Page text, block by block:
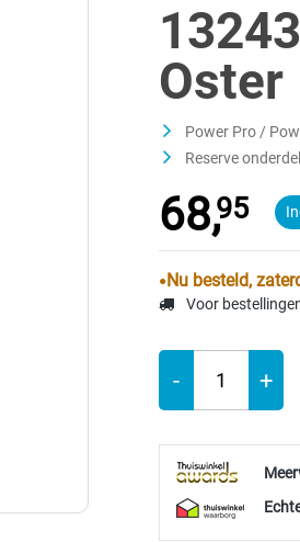
Oster
Power Pro /
Reserve
68,95
Nu besteld,
Voor
- +